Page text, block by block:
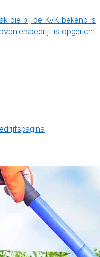
die bij de KvK bekend is
is opgericht